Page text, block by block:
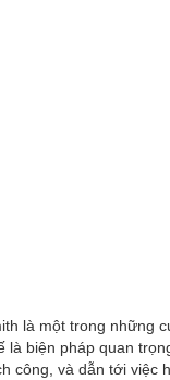
là một trong những
biện pháp quan
công, và dẫn tới việc